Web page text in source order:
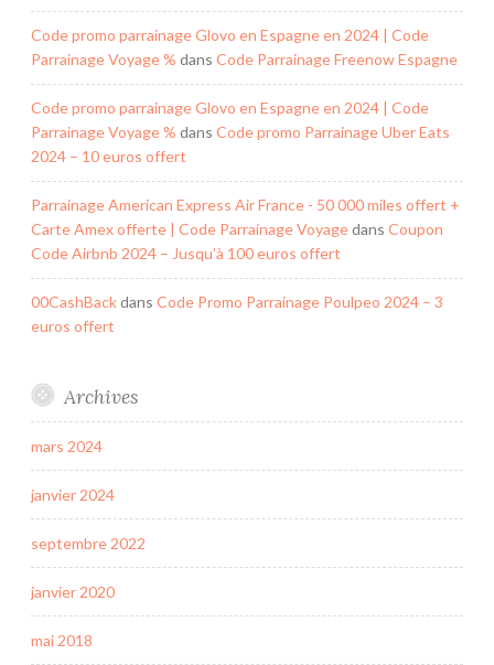
Code promo parrainage Glovo en Espagne en 2024 | Code
Parrainage Voyage % dans Code Parrainage Freenow Espagne
Code promo parrainage Glovo en Espagne en 2024 | Code
Parrainage Voyage % dans Code promo Parrainage Uber Eats
2024 – 10 euros offert
Parrainage American Express Air France - 50 000 miles offert +
Carte Amex offerte | Code Parrainage Voyagedans Coupon
Code Airbnb 2024 – Jusqu’à 100 euros offert
00CashBackdans Code Promo Parrainage Poulpeo 2024 – 3
euros offert
Archives
mars 2024
janvier 2024
septembre 2022
janvier 2020
mai 2018